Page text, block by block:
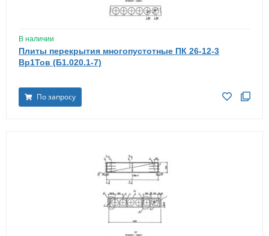
В наличии
Плиты перекрытия многопустотные ПК 26-12-3
Вр1Тов (Б1.020.1-7)
По запросу